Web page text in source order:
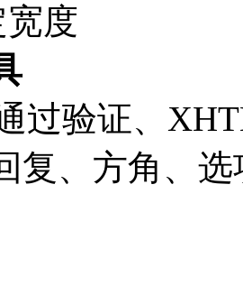
宽度
过验证、
复、方角、选